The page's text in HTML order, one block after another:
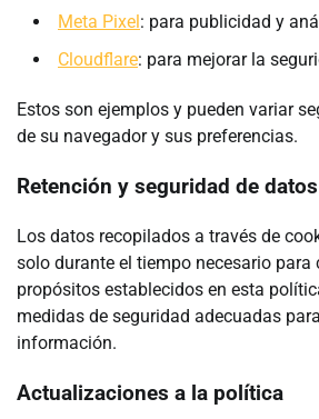
Meta Pixel : para publicidad y
Cloudflare: para mejorar la
Estos son ejemplos y pueden variar
de su navegador y sus preferencias.
Retención y seguridad de datos
Los datos recopilados a través de
solo durante el tiempo necesario para
propósitos establecidos en esta
medidas de seguridad adecuadas
información.
Actualizaciones a la política